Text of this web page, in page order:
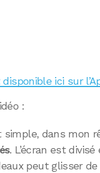
ici sur
:
dans mon
. L’écran est
peut glisser